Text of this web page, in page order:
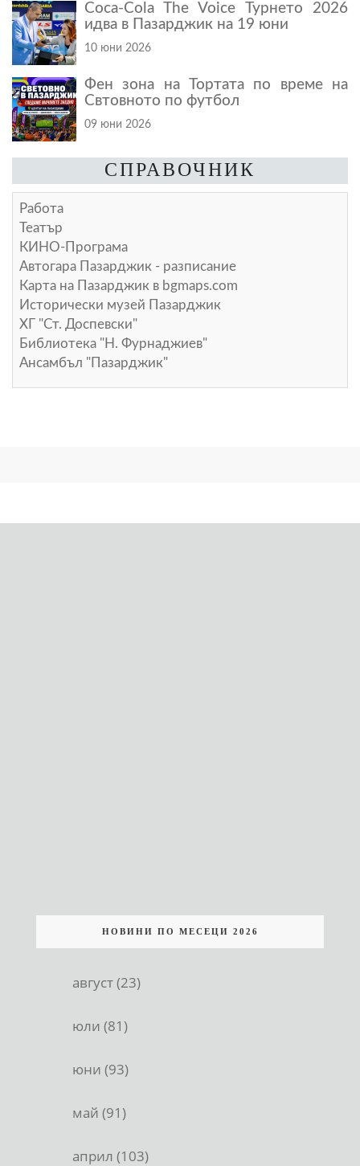
Coca-Cola The Voice Турнето 2026
идва в Пазарджик на 19 юни
10 юни 2026
Фен зона на Тортата по време на
Свтовното по футбол
09 юни 2026
СПРАВОЧНИК
Работа
Театър
КИНО-Програма
Автогара Пазарджик - разписание
Карта на Пазарджик в bgmaps.com
Исторически музей Пазарджик
ХГ "Ст. Доспевски"
Библиотека "Н. Фурнаджиев"
Ансамбъл "Пазарджик"
НОВИНИ ПО МЕСЕЦИ 2026
август (23)
юли (81)
юни (93)
май (91)
април (103)